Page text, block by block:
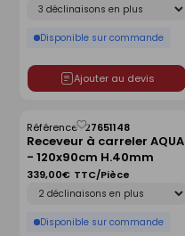
Disponible sur commande
Ajouter au devis
Receveur à carreler AQUA
- 120x90cm H.40mm
Référence :27651148
Disponible sur commande
339,00€ TTC/Pièce
Enregistrer
comme
liste